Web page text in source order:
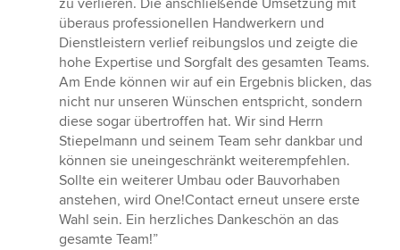
zu verlieren. Die anschließende Umsetzung mit
überaus professionellen Handwerkern und
Dienstleistern verlief reibungslos und zeigte die
hohe Expertise und Sorgfalt des gesamten Teams.
Am Ende können wir auf ein Ergebnis blicken, das
nicht nur unseren Wünschen entspricht, sondern
diese sogar übertroffen hat. Wir sind Herrn
Stiepelmann und seinem Team sehr dankbar und
können sie uneingeschränkt weiterempfehlen.
Sollte ein weiterer Umbau oder Bauvorhaben
anstehen, wird One!Contact erneut unsere erste
Wahl sein. Ein herzliches Dankeschön an das
gesamte Team!”